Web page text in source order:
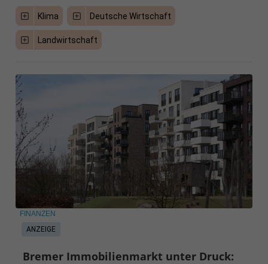
Klima Deutsche Wirtschaft
Landwirtschaft
ANZEIGE
FINANZEN
Bremer Immobilienmarkt unter Druck: